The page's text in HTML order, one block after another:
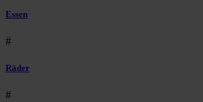
Essen
#
Räder
#